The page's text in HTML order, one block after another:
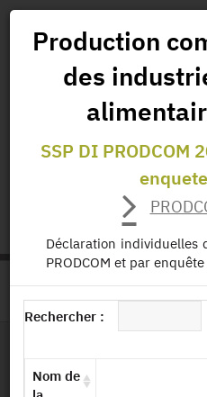
Projets
EN |
Dessin de fichier
Production
des
SSP DI PRODCOM
Déclaration individuelles
PRODCOM et par
Rechercher :
Nom de